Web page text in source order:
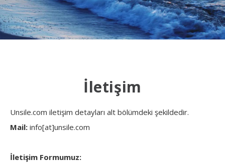
İletişim
Unsile.com iletişim detayları alt bölümdeki şekildedir.
Mail: info[at]unsile.com
İletişim Formumuz: